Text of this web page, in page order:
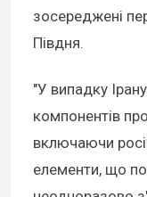
зосереджені
Півдня.
"У випадку
компонентів
включаючи
елементи, що